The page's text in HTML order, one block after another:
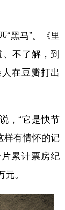
“黑马”。《里
不了解，到
在豆瓣打出
，“它是快节
样有情怀的记
累计票房纪
。